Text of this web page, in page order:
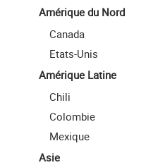
Amérique du Nord
Canada
Etats-Unis
Amérique Latine
Chili
Colombie
Mexique
Asie